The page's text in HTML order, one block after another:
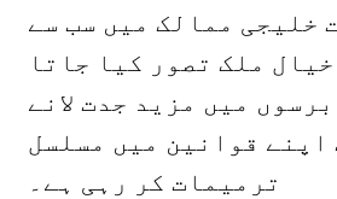
خلیجی ممالک میں سب سے
ملک تصور کیا جاتا
میں مزید جدت لانے
اپنے قوانین میں مسلسل
ترمیمات کر رہی ہے۔